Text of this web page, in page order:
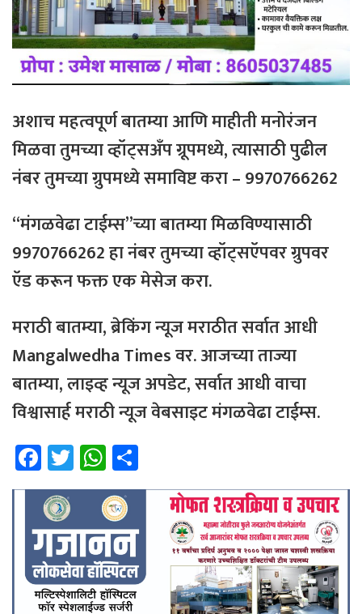
अशाच महत्वपूर्ण बातम्या आणि माहीती मनोरंजन
मिळवा तुमच्या व्हॉट्सअँप ग्रूपमध्ये, त्यासाठीपुढील
नंबरतुमच्याग्रुपमध्येसमाविष्टकरा – 9970766262
“मंगळवेढा टाईम्स”च्या बातम्या मिळविण्यासाठी
9970766262 हा नंबर तुमच्या व्हॉट्सऍपवर ग्रुपवर
ऍड करून फक्त एक मेसेज करा.
मराठी बातम्या, ब्रेकिंग न्यूज मराठीत सर्वात आधी
Mangalwedha Times वर. आजच्या ताज्या
बातम्या, लाइव्ह न्यूज अपडेट, सर्वात आधी वाचा
विश्वासार्ह मराठी न्यूज वेबसाइट मंगळवेढा टाईम्स.
Fa
ce
b
o
ok
T
wi
er
W
h
at
sA
p
p
ar